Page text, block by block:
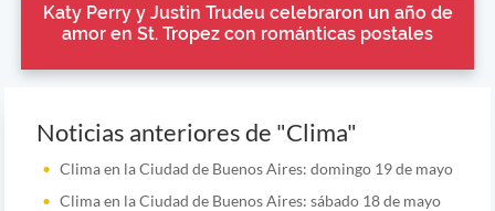
Katy Perry y Justin Trudeu celebraron un año de
amor en St. Tropez con románticas postales
Noticias anteriores de "Clima"
Clima en la Ciudad de Buenos Aires: domingo 19 de mayo
Clima en la Ciudad de Buenos Aires: sábado 18 de mayo